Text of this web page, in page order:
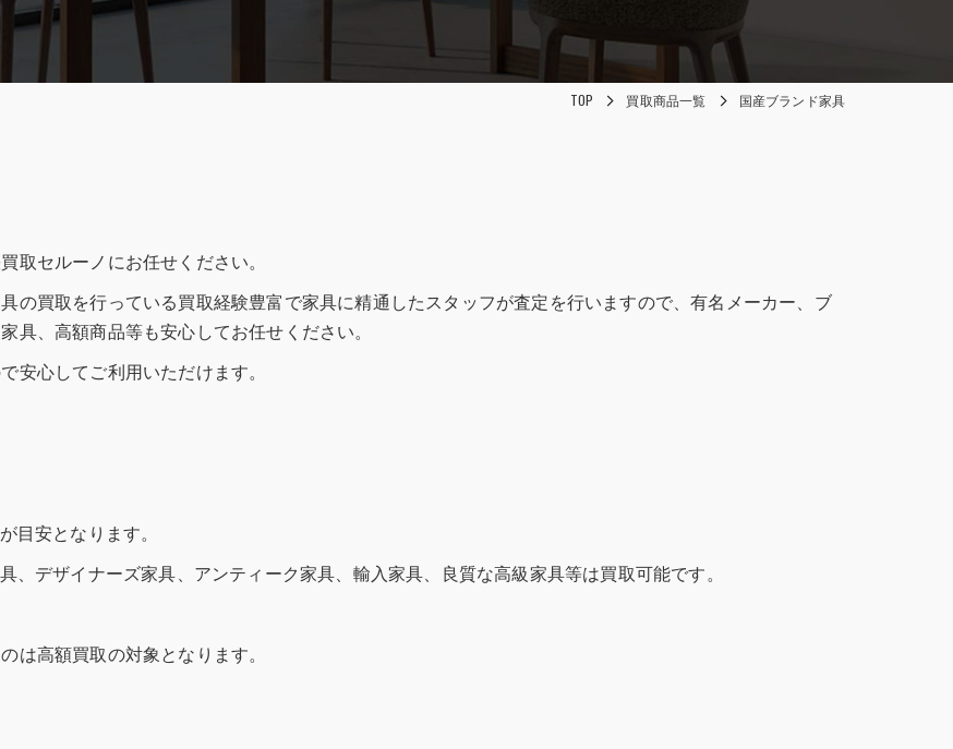
TOP 買取商品一覧 国産ブランド家具
取セルーノにお任せください。
の買取を行っている買取経験豊富で家具に精通したスタッフが査定を行いますので、有名メーカー、ブ
具、高額商品等も安心してお任せください。
安心してご利用いただけます。
目安となります。
、デザイナーズ家具、アンティーク家具、輸入家具、良質な高級家具等は買取可能です。
は高額買取の対象となります。